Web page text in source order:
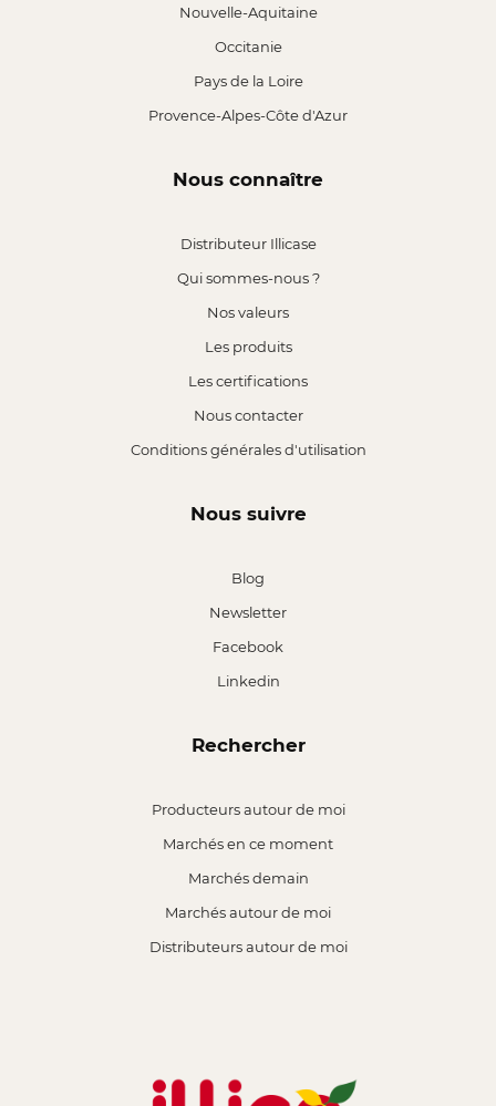
Nouvelle-Aquitaine
Occitanie
Pays de la Loire
Provence-Alpes-Côte d'Azur
Nous connaître
Distributeur Illicase
Qui sommes-nous ?
Nos valeurs
Les produits
Les certifications
Nous contacter
Conditions générales d'utilisation
Nous suivre
Blog
Newsletter
Facebook
Linkedin
Rechercher
Producteurs autour de moi
Marchés en ce moment
Marchés demain
Marchés autour de moi
Distributeurs autour de moi